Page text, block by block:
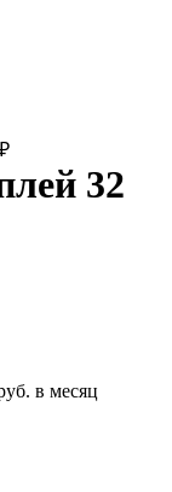
₽
32
в месяц